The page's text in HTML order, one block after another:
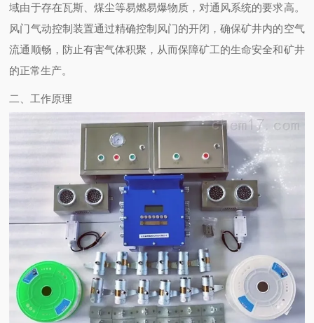
域由于存在瓦斯、煤尘等易燃易爆物质，对通风系统的要求高。
风门气动控制装置通过精确控制风门的开闭，确保矿井内的空气
流通顺畅，防止有害气体积聚，从而保障矿工的生命安全和矿井
的正常生产。
二、工作原理